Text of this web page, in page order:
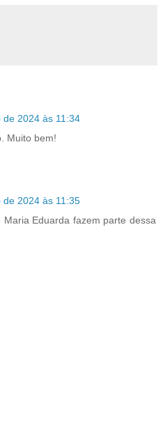
de 2024 às 11:34
Muito bem!
de 2024 às 11:35
Maria Eduarda fazem parte dessa